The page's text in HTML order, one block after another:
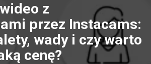
z
przez Instacams:
wady i czy warto
cenę?